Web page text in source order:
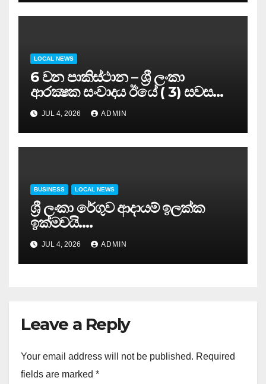
LOCAL NEWS
6 වන පාකිස්ථාන – ශ්‍රී ලංකා
ආරක්‍ෂක සංවාදය ඊයේ ( 3) සවස
සාර්ථකව අවසන් කරයි..
JUL 4, 2026 ADMIN
BUSINESS LOCAL NEWS
ශ්‍රී ලංකා රේගුව ආදායම් ඉලක්ක
ඉක්මවයි….
JUL 4, 2026 ADMIN
Leave a Reply
Your email address will not be published. Required
fields are marked *